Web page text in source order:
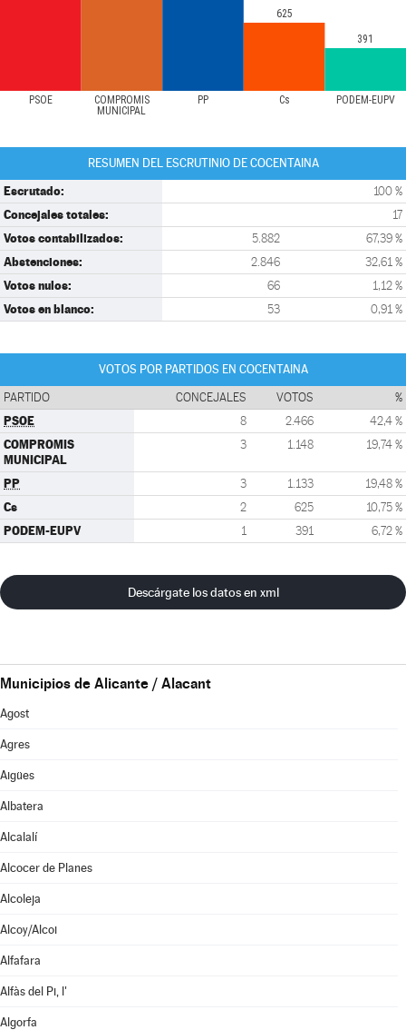
PSOE
COMPROMIS
MUNICIPAL
PP Cs PODEM-EUPV
625
391
RESUMEN DEL ESCRUTINIO DE COCENTAINA
Escrutado: 100 %
Concejales totales: 17
Votos contabilizados: 5.882 67,39 %
Abstenciones: 2.846 32,61 %
Votos nulos: 66 1,12 %
Votos en blanco: 53 0,91 %
VOTOS POR PARTIDOS EN COCENTAINA
PARTIDO CONCEJALES VOTOS %
PSOE 8 2.466 42,4 %
COMPROMIS
MUNICIPAL
3 1.148 19,74 %
PP 3 1.133 19,48 %
Cs 2 625 10,75 %
PODEM-EUPV 1 391 6,72 %
Descárgate los datos en xml
Municipios de Alicante / Alacant
Agost
Agres
Aigües
Albatera
Alcalalí
Alcocer de Planes
Alcoleja
Alcoy/Alcoi
Alfafara
Alfàs del Pi, l'
Algorfa